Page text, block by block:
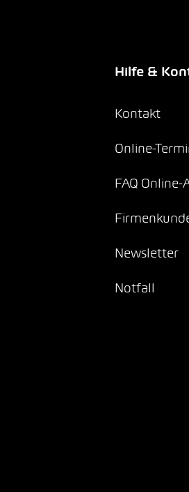
Hilfe &
Kontakt
Online-
FAQ
Newsletter
Notfall